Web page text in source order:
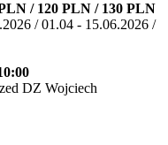
/ 120 PLN / 130 PLN
/ 01.04 - 15.06.2026 /
DZ Wojciech